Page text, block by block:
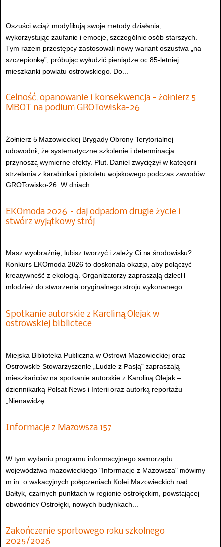
Oszuści wciąż modyfikują swoje metody działania,
wykorzystując zaufanie i emocje, szczególnie osób starszych.
Tym razem przestępcy zastosowali nowy wariant oszustwa „na
szczepionkę”, próbując wyłudzić pieniądze od 85-letniej
mieszkanki powiatu ostrowskiego. Do...
Celność, opanowanie i konsekwencja - żołnierz 5
MBOT na podium GROTowiska-26
Żołnierz 5 Mazowieckiej Brygady Obrony Terytorialnej
udowodnił, że systematyczne szkolenie i determinacja
przynoszą wymierne efekty. Plut. Daniel zwyciężył w kategorii
strzelania z karabinka i pistoletu wojskowego podczas zawodów
GROTowisko-26. W dniach...
EKOmoda 2026 – daj odpadom drugie życie i
stwórz wyjątkowy strój
Masz wyobraźnię, lubisz tworzyć i zależy Ci na środowisku?
Konkurs EKOmoda 2026 to doskonała okazja, aby połączyć
kreatywność z ekologią. Organizatorzy zapraszają dzieci i
młodzież do stworzenia oryginalnego stroju wykonanego...
Spotkanie autorskie z Karoliną Olejak w
ostrowskiej bibliotece
Miejska Biblioteka Publiczna w Ostrowi Mazowieckiej oraz
Ostrowskie Stowarzyszenie „Ludzie z Pasją” zapraszają
mieszkańców na spotkanie autorskie z Karoliną Olejak –
dziennikarką Polsat News i Interii oraz autorką reportażu
„Nienawidzę...
Informacje z Mazowsza 157
W tym wydaniu programu informacyjnego samorządu
województwa mazowieckiego "Informacje z Mazowsza" mówimy
m.in. o wakacyjnych połączeniach Kolei Mazowieckich nad
Bałtyk, czarnych punktach w regionie ostrołęckim, powstającej
obwodnicy Ostrołęki, nowych budynkach...
Zakończenie sportowego roku szkolnego
2025/2026